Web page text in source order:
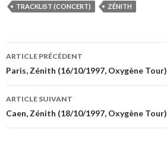
TRACKLIST (CONCERT)
ZÉNITH
Navigation
des
articles
ARTICLE PRÉCÉDENT
Paris, Zénith (16/10/1997, Oxygène Tour)
ARTICLE SUIVANT
Caen, Zénith (18/10/1997, Oxygène Tour)